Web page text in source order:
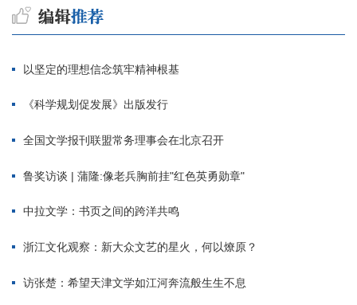
以坚定的理想信念筑牢精神根基
《科学规划促发展》出版发行
全国文学报刊联盟常务理事会在北京召开
鲁奖访谈 | 蒲隆:像老兵胸前挂"红色英勇勋章"
中拉文学：书页之间的跨洋共鸣
浙江文化观察：新大众文艺的星火，何以燎原？
访张楚：希望天津文学如江河奔流般生生不息